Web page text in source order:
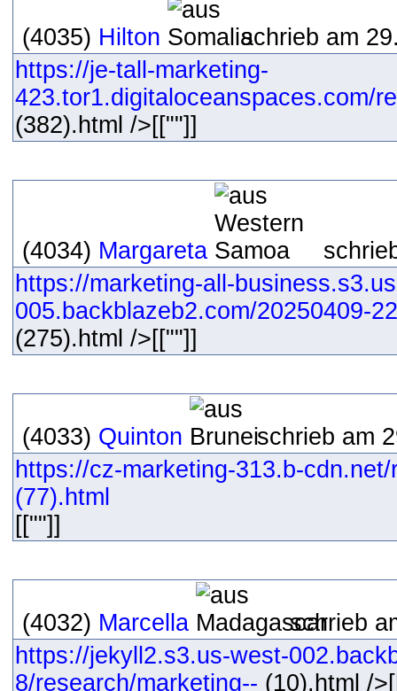
(4035) Hilton
schrieb am
https://je-tall-marketing-
423.tor1.digitaloceanspaces.com/
(382).html />[[""]]
(4034) Margareta
https://marketing-all-
005.backblazeb2.com/20250409-
(275).html />[[""]]
(4033) Quinton
schrieb am
https://cz-marketing-313.b-
(77).html
[[""]]
(4032) Marcella
schrieb
https://jekyll2.s3.us-west-
8/research/marketing-- (10).html /